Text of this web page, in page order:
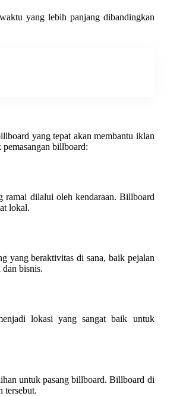
yang lebih panjang dibandingkan
yang tepat akan membantu iklan
billboard:
ramai dilalui oleh kendaraan. Billboard
lokal.
yang beraktivitas di sana, baik pejalan
bisnis.
lokasi yang sangat baik untuk
untuk pasang billboard. Billboard di
tersebut.